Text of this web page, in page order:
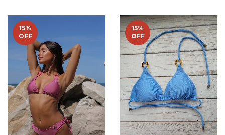
15%
OFF
15%
OFF